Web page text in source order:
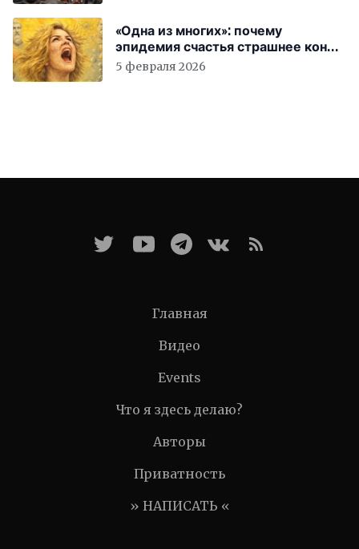
«Одна из многих»: почему
эпидемия счастья страшнее конца
света
5 февраля 2026
Главная
Видео
Events
Что я здесь делаю?
Авторы
Приватность
» НАПИСАТЬ «